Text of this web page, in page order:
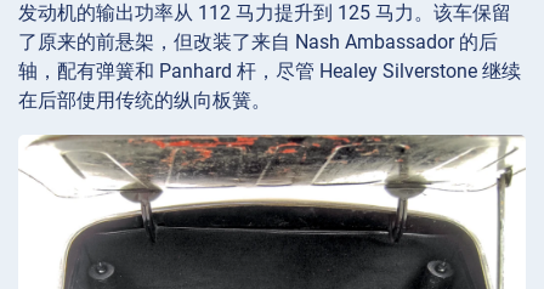
发动机的输出功率从 112 马力提升到 125 马力。该车保留
了原来的前悬架，但改装了来自 Nash Ambassador 的后
轴，配有弹簧和 Panhard 杆，尽管 Healey Silverstone 继续
在后部使用传统的纵向板簧。